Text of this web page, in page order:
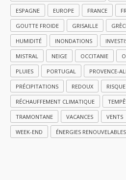
ESPAGNE EUROPE FRANCE
GOUTTE FROIDE GRISAILLE
HUMIDITÉ INONDATIONS
MISTRAL NEIGE OCCITANIE
PLUIES PORTUGAL PROVENCE-
PRÉCIPITATIONS REDOUX
RÉCHAUFFEMENT CLIMATIQUE
TRAMONTANE VACANCES VENTS
WEEK-END ÉNERGIES RENOUVELABLES